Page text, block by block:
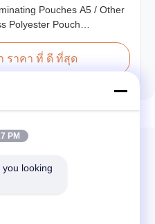
Pouches A5 / Other
Polyester Pouch
A7/A8/B4/B5 Specifications
Popular Size Application
2.13" * 3.39" Credit Card
| 3.0mil | ...
ราคา ที่ ดี ที่สุด
PM
looking